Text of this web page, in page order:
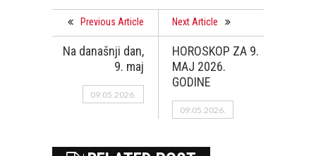
Previous Article
Na današnji dan,
9. maj
09.05.2026.
Next Article
HOROSKOP ZA 9.
MAJ 2026.
GODINE
09.05.2026.